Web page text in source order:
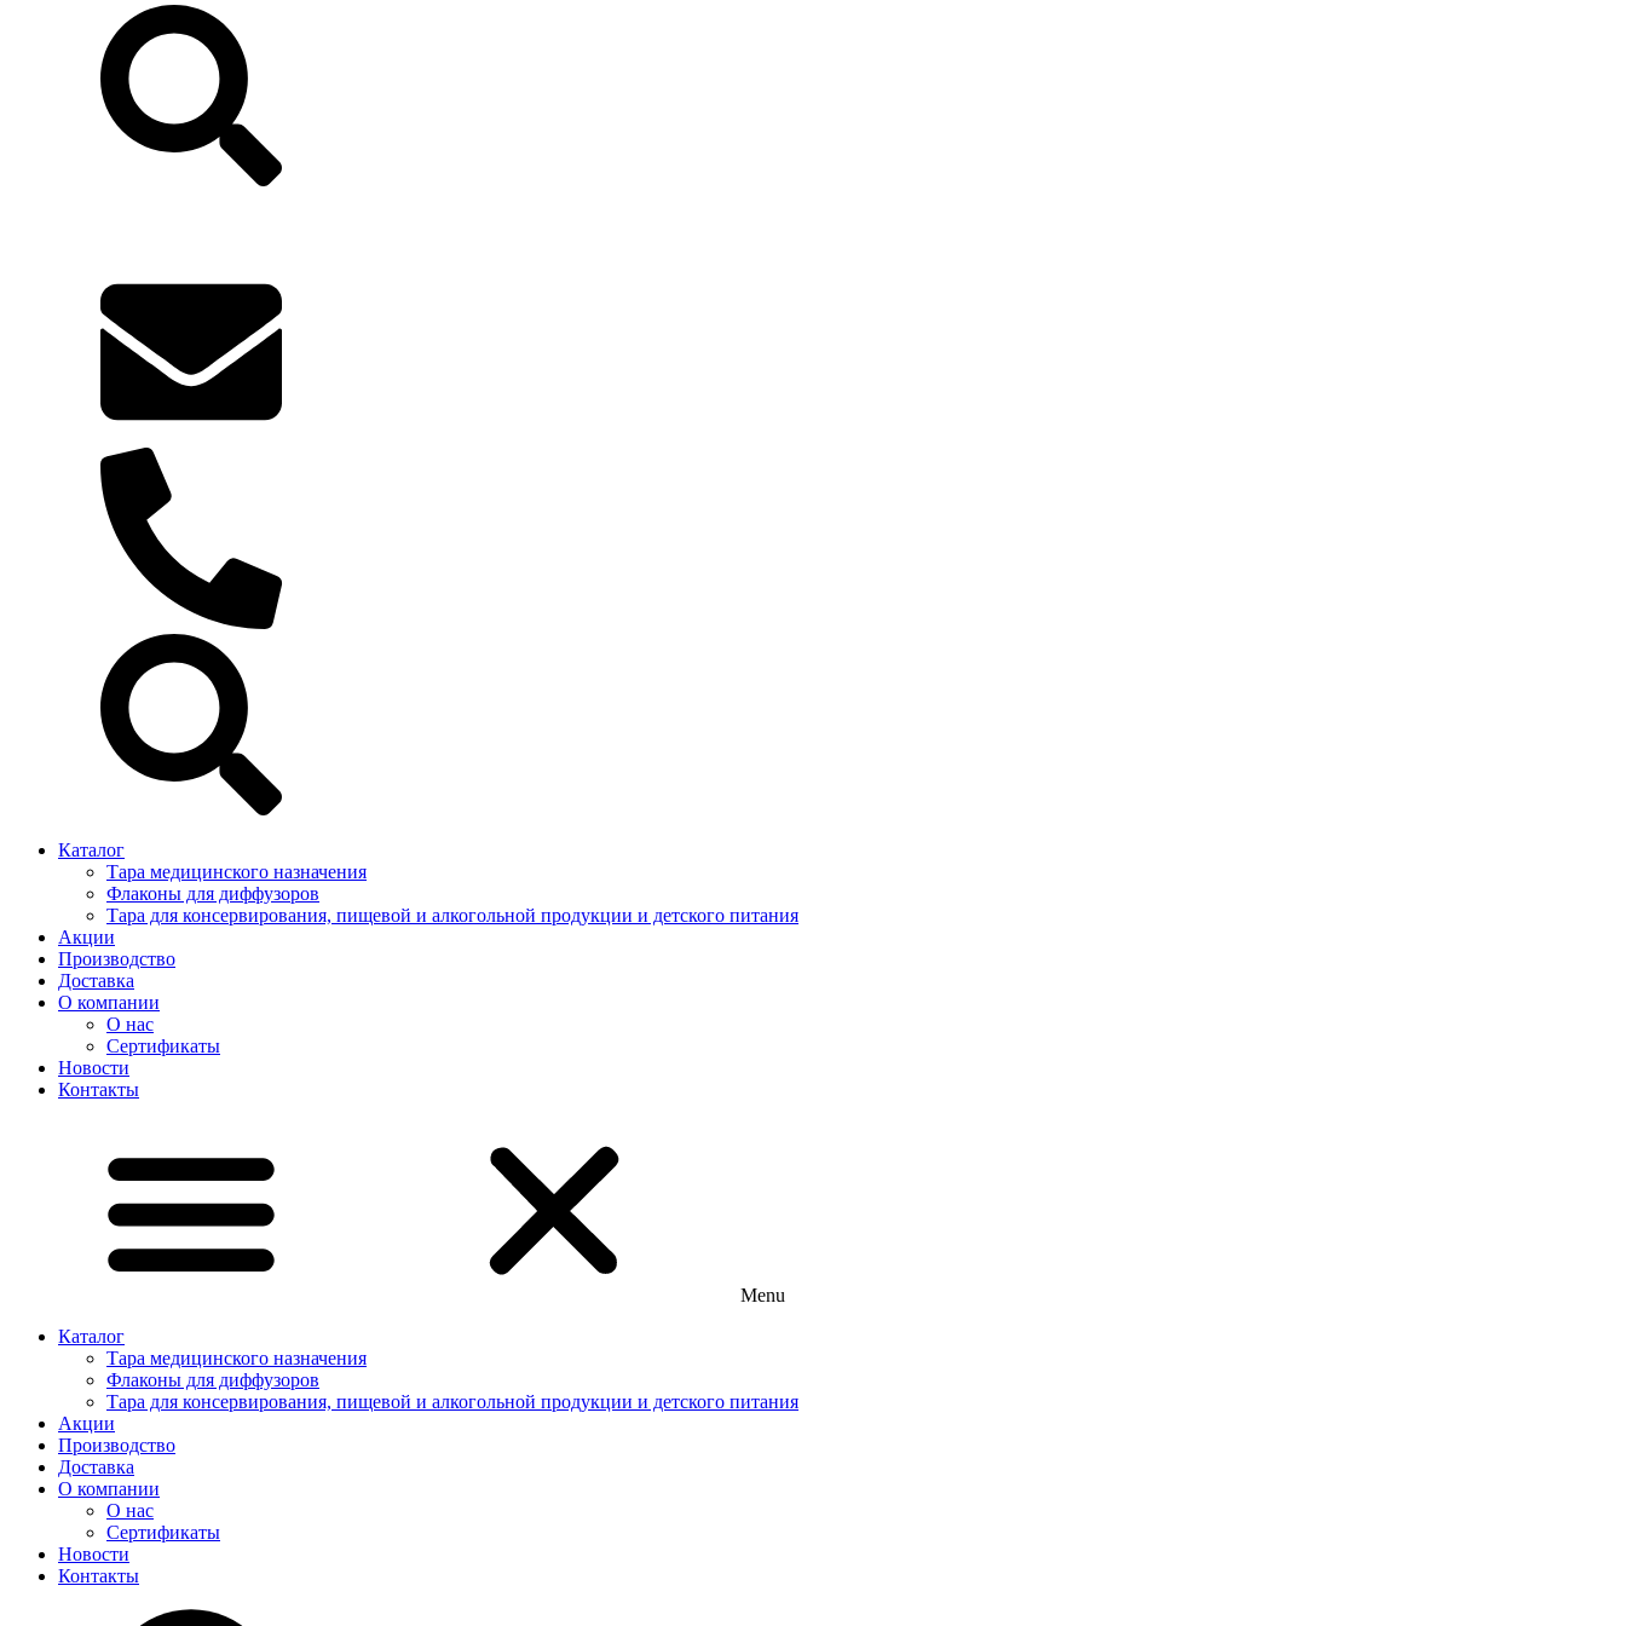
Каталог
Тара медицинского назначения
Флаконы для диффузоров
Тара для консервирования, пищевой и алкогольной продукции и детского питания
Акции
Производство
Доставка
О компании
О нас
Сертификаты
Новости
Контакты
Menu
Каталог
Тара медицинского назначения
Флаконы для диффузоров
Тара для консервирования, пищевой и алкогольной продукции и детского питания
Акции
Производство
Доставка
О компании
О нас
Сертификаты
Новости
Контакты